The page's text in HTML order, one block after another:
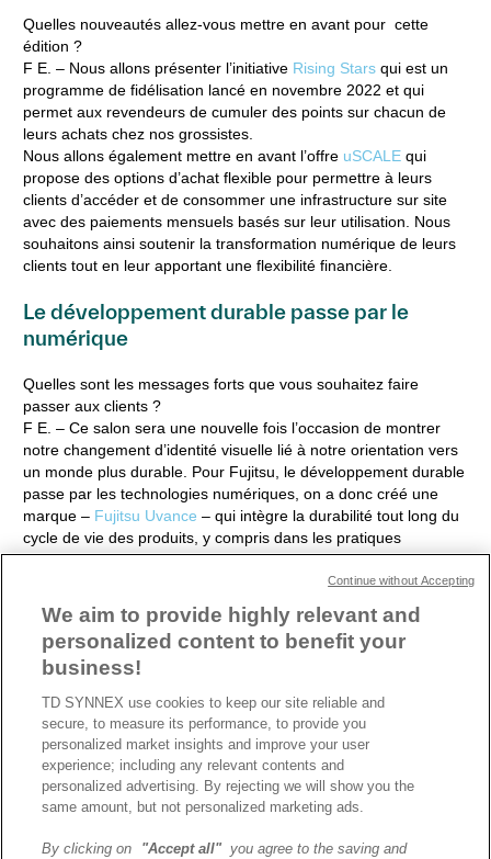
Quelles nouveautés allez-vous mettre en avant pour cette
édition ?
F E. – Nous allons présenter l’initiative Rising Stars qui est un
programme de fidélisation lancé en novembre 2022 et qui
permet aux revendeurs de cumuler des points sur chacun de
leurs achats chez nos grossistes.
Nous allons également mettre en avant l’offre uSCALE qui
propose des options d’achat flexible pour permettre à leurs
clients d’accéder et de consommer une infrastructure sur site
avec des paiements mensuels basés sur leur utilisation. Nous
souhaitons ainsi soutenir la transformation numérique de leurs
clients tout en leur apportant une flexibilité financière.
Le développement durable passe par le
numérique
Quelles sont les messages forts que vous souhaitez faire
passer aux clients ?
F E. – Ce salon sera une nouvelle fois l’occasion de montrer
notre changement d’identité visuelle lié à notre orientation vers
un monde plus durable. Pour Fujitsu, le développement durable
passe par les technologies numériques, on a donc créé une
marque – Fujitsu Uvance – qui intègre la durabilité tout long du
cycle de vie des produits, y compris dans les pratiques
commerciales. Pour résumer, je citerai l’industriel américain
Henry Ford qui disait : « Se réunir est un but, rester ensemble
est un progrès, travailler ensemble, c’est réussir ».
d'articles sur l'IT Partners
2023
ARTICLE PRÉCÉDENT
A propos de TD SYNNEX
We aim to provide highly relevant and
personalized content to benefit your
business!
TD SYNNEX use cookies to keep our site reliable and
secure, to measure its performance, to provide you
personalized market insights and improve your user
experience; including any relevant contents and
personalized advertising. By rejecting we will show you the
same amount, but not personalized marketing ads.
By clicking on "Accept all"you agree to the saving and
Continue without Accepting